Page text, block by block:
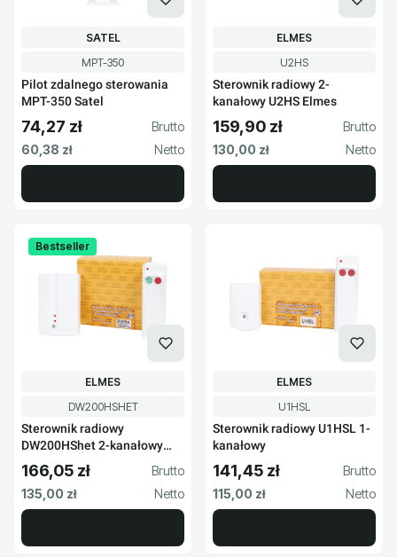
Kod produktu
MPT-350
Pilot zdalnego sterowania
MPT-350 Satel
PRODUCENT
SATEL
Cena brutto
74,27 zł
Cena netto
60,38 zł
Kod produktu
U2HS
Sterownik radiowy 2-
kanałowy U2HS Elmes
PRODUCENT
ELMES
Cena brutto
159,90 zł
Cena netto
130,00 zł
Bestseller
Kod produktu
DW200HSHET
Sterownik radiowy
DW200HShet 2-kanałowy
Elmes
PRODUCENT
ELMES
Cena brutto
166,05 zł
Cena netto
135,00 zł
Kod produktu
U1HSL
Sterownik radiowy U1HSL 1-
kanałowy
PRODUCENT
ELMES
Cena brutto
141,45 zł
Cena netto
115,00 zł